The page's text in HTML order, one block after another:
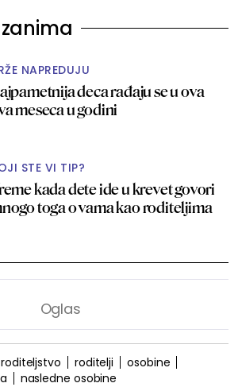
NAPREDUJU
deca rađaju se u ova
meseca u godini
STE VI TIP?
kada dete ide u krevet govori
toga o vama kao roditeljima
roditeljstvo roditelji
osobine
nasledne osobine